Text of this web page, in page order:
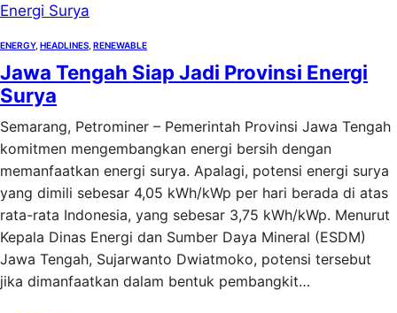
ENERGY, HEADLINES RENEWABLE
Jawa Tengah Siap Jadi Provinsi Energi
Surya
Semarang, Petrominer – Pemerintah Provinsi Jawa Tengah
komitmen mengembangkan energi bersih dengan
memanfaatkan energi surya. Apalagi, potensi energi surya
yang dimili sebesar 4,05 kWh/kWp per hari berada di atas
rata-rata Indonesia, yang sebesar 3,75 kWh/kWp. Menurut
Kepala Dinas Energi dan Sumber Daya Mineral (ESDM)
Jawa Tengah, Sujarwanto Dwiatmoko, potensi tersebut
jika dimanfaatkan dalam bentuk pembangkit…